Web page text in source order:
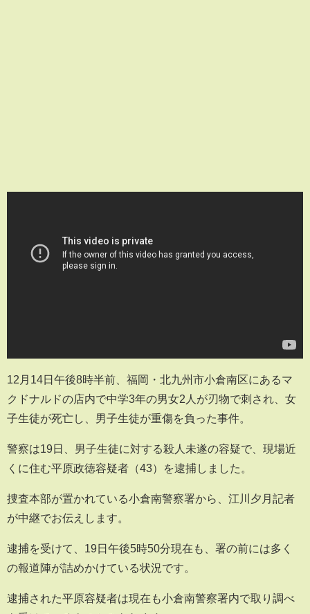
12月14日午後8時半前、福岡・北九州市小倉南区にあるマ
クドナルドの店内で中学3年の男女2人が刃物で刺され、女
子生徒が死亡し、男子生徒が重傷を負った事件。
警察は19日、男子生徒に対する殺人未遂の容疑で、現場近
くに住む平原政徳容疑者（43）を逮捕しました。
捜査本部が置かれている小倉南警察署から、江川夕月記者
が中継でお伝えします。
逮捕を受けて、19日午後5時50分現在も、署の前には多く
の報道陣が詰めかけている状況です。
逮捕された平原容疑者は現在も小倉南警察署内で取り調べ